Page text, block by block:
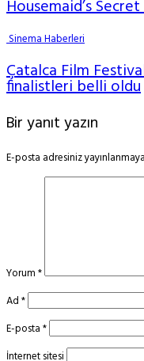
Housemaid’s
Sinema Haberleri
Çatalca Film
finalistleri belli oldu
Bir yanıt yazın
E-posta adresiniz
Yorum*
Ad*
E-posta*
İnternet sitesi